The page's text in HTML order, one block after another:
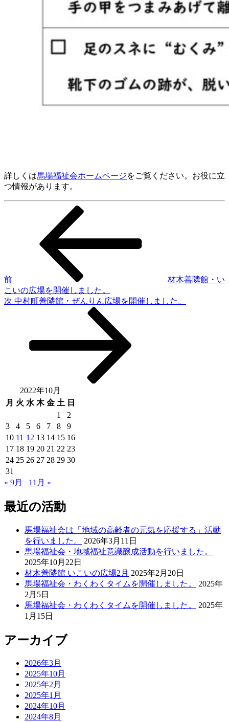
詳しくは馬場福祉会ホームページをご覧ください。お役に立
つ情報があります。
ゲ
ー
前
材木善隣館・い
こいの広場を開催しました。
次
次 中村町善隣館・ぜんりん広場を開催しました。
2022年10月
月 火 水 木 金 土 日
1
2
3
4 5 6 7 8
9
10 11 12 13 14 15 16
17 18 19 20 21 22 23
24 25 26 27 28 29 30
31
« 9月
11月 »
最近の活動
馬場福祉会は「地域の高齢者の元気を応援する」活動
を行いました。
2026年3月11日
馬場福祉会・地域福祉意識醸成活動を行いました。
2025年10月22日
材木善隣館 いこいの広場2月 2025年2月20日
馬場福祉会・わくわくタイムを開催しました。
2025年
2月5日
馬場福祉会・わくわくタイムを開催しました。
2025年
1月15日
アーカイブ
2026年3月
2025年10月
2025年2月
2025年1月
2024年10月
2024年8月